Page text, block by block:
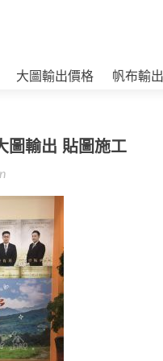
大圖輸出價格 帆布輸
圖輸出 貼圖施工